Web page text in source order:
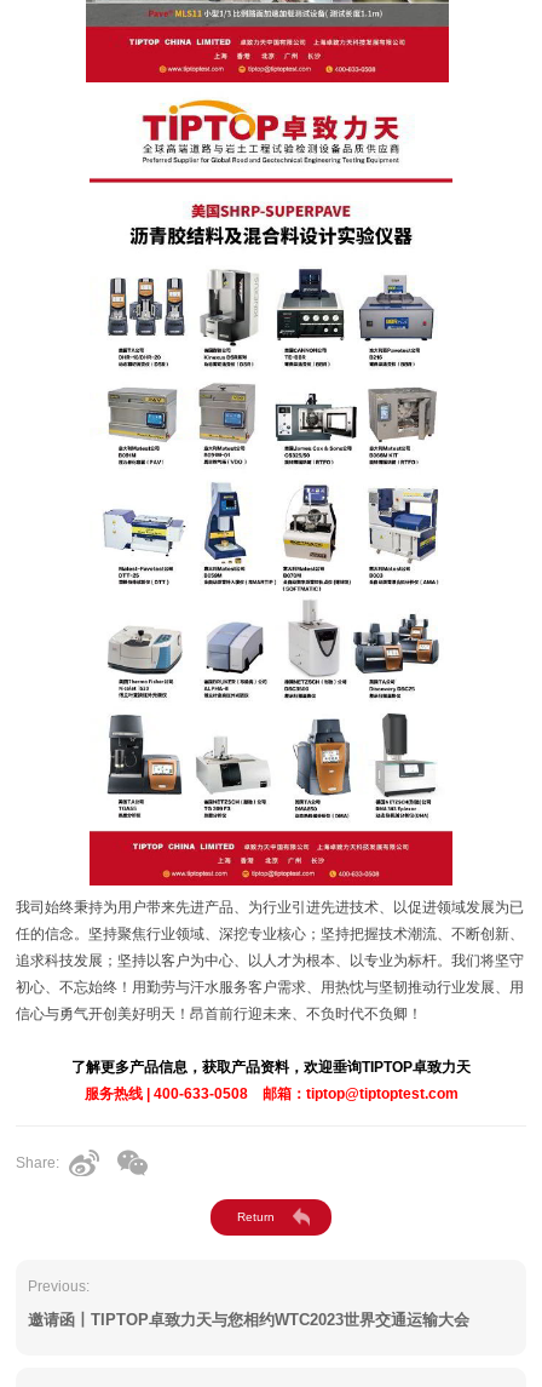
我司始终秉持为用户带来先进产品、为行业引进先进技术、以促进领域发展为已
任的信念。坚持聚焦行业领域、深挖专业核心；坚持把握技术潮流、不断创新、
追求科技发展；坚持以客户为中心、以人才为根本、以专业为标杆。我们将坚守
初心、不忘始终！用勤劳与汗水服务客户需求、用热忱与坚韧推动行业发展、用
信心与勇气开创美好明天！昂首前行迎未来、不负时代不负卿！
了解更多产品信息，获取产品资料，欢迎垂询TIPTOP卓致力天
服务热线 | 400-633-0508 邮箱：tiptop@tiptoptest.com
Share:
Previous:
邀请函丨TIPTOP卓致力天与您相约WTC2023世界交通运输大会